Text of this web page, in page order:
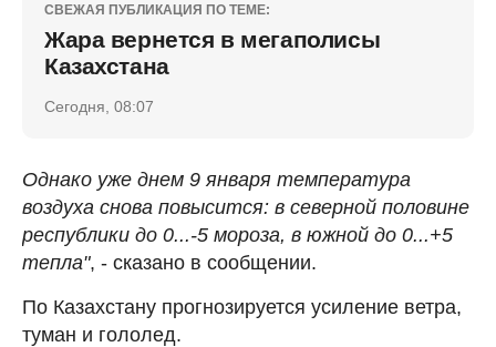
СВЕЖАЯ ПУБЛИКАЦИЯ ПО ТЕМЕ:
Жара вернется в мегаполисы
Казахстана
Сегодня, 08:07
Однако уже днем 9 января температура
воздуха снова повысится: в северной половине
республики до 0...-5 мороза, в южной до 0...+5
тепла", - сказано в сообщении.
По Казахстану прогнозируется усиление ветра,
туман и гололед.